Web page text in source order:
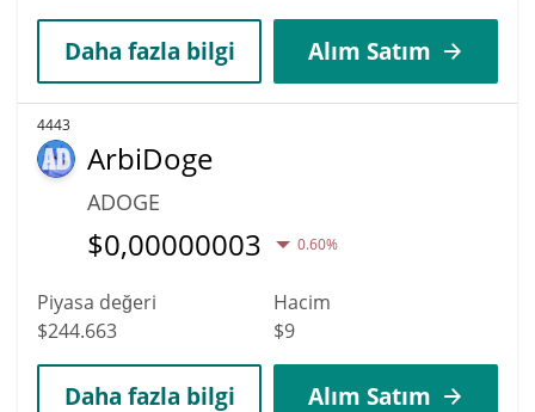
Daha fazla bilgi Alım Satım
4443
ArbiDoge
ADOGE
$0,00000003 0.60%
Piyasa değeri
$244.663
Hacim
$9
Daha fazla bilgi Alım Satım